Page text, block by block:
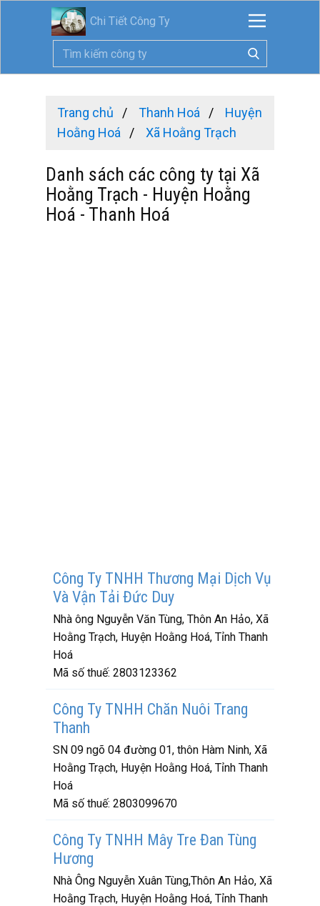
Chi Tiết Công Ty
Trang chủ Thanh Hoá
Huyện
Hoằng Hoá
Xã Hoằng Trạch
Danh sách các công ty tại Xã
Hoằng Trạch - Huyện Hoằng
Hoá - Thanh Hoá
Công Ty TNHH Thương Mại Dịch Vụ
Và Vận Tải Đức Duy
Nhà ông Nguyễn Văn Tùng, Thôn An Hảo, Xã
Hoằng Trạch, Huyện Hoằng Hoá, Tỉnh Thanh
Hoá
Mã số thuế: 2803123362
Công Ty TNHH Chăn Nuôi Trang
Thanh
SN 09 ngõ 04 đường 01, thôn Hàm Ninh, Xã
Hoằng Trạch, Huyện Hoằng Hoá, Tỉnh Thanh
Hoá
Mã số thuế: 2803099670
Công Ty TNHH Mây Tre Đan Tùng
Hương
Nhà Ông Nguyễn Xuân Tùng,Thôn An Hảo, Xã
Hoằng Trạch, Huyện Hoằng Hoá, Tỉnh Thanh